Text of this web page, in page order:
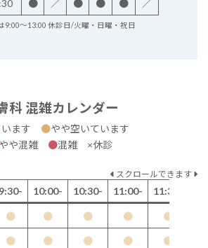
● ／ ● ● ● ／
9:00～13:00 休診日/火曜・日曜・祝日
科 混雑カレンダー
います ●やや空いています
やや混雑 ●混雑 ×休診
スクロールできます
9:30- 10:00- 10:30- 11:00- 11:30-
● ● ● ● ●
● ● ● ● ●